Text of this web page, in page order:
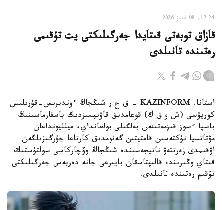
17:24, 08 تامىز 2026
قازاق توبەتى قىتايدا جەرگىلىكتى يت تۇقىمى
رەتىندە تانىلدى
استانا. KAZINFORM – ق ح ر شىڭجاڭ ءوندىرىس-قۇرىلىس
كورپۋسى (ش و ق ك) قوعامدىق قاۋىپسىزدىك باسقارماسىنىڭ
باسپا ءسوز قىزمەتىنەن بەلگىلى بولعانداي، ميلليونداعان
مۋتاتسيا نۇكتەسىن قامتيتىن گەنومدىق كارتاعا جۇرگىزىلگەن
اۋقىمدى زەرتتەۋ ناتيجەسىندە شىڭجاڭ وۆچاركاسى سولتۇستىك
قىتاي وڭىرىندە قالىپتاسقان بايىرعى جانە دەربەس جەرگىلىكتى
تۇقىم رەتىندە تانىلدى.